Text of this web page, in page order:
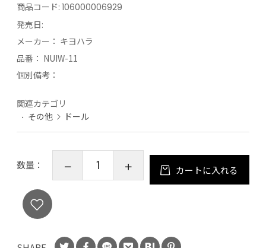
商品コード: 106000006929
発売日:
メーカー： キヨハラ
品番： NUIW-11
個別備考：
関連カテゴリ
その他
ドール
数量： カートに入れる